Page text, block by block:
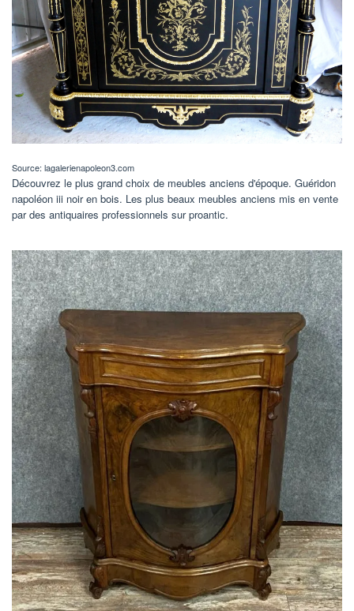
Source: lagalerienapoleon3.com
Découvrez le plus grand choix de meubles anciens d'époque. Guéridon
napoléon iii noir en bois. Les plus beaux meubles anciens mis en vente
par des antiquaires professionnels sur proantic.